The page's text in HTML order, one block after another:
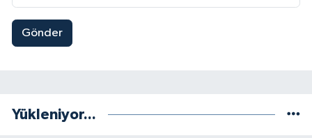
Gönder
Yükleniyor...